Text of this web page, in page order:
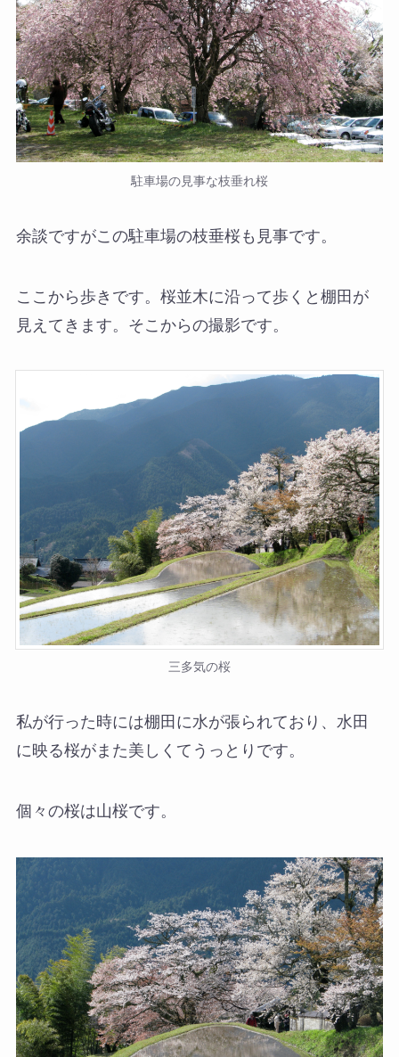
駐車場の見事な枝垂れ桜
余談ですがこの駐車場の枝垂桜も見事です。
ここから歩きです。桜並木に沿って歩くと棚田が
見えてきます。そこからの撮影です。
三多気の桜
私が行った時には棚田に水が張られており、水田
に映る桜がまた美しくてうっとりです。
個々の桜は山桜です。